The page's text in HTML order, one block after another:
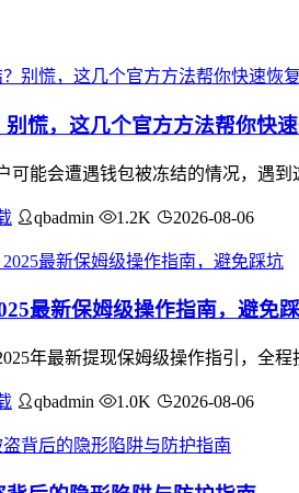
慌，这几个官方方法帮你快
可能会遭遇钱包被冻结的情况，遇
qbadmin 1.2K 2026-08-06
最新保姆级操作指南，避免
年最新提现保姆级操作指引，全
qbadmin 1.0K 2026-08-06